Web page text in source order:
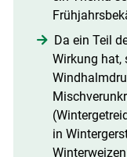
Da ein Teil
Wirkung hat,
in